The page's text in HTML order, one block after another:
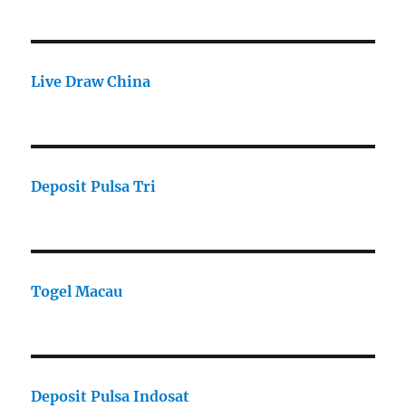
Live Draw China
Deposit Pulsa Tri
Togel Macau
Deposit Pulsa Indosat